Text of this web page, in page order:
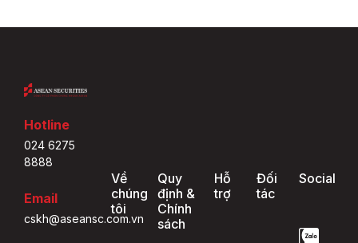
Hotline
024 6275
8888
Email
cskh@aseansc.com.vn
Về
chúng
tôi
Quy
định &
Chính
sách
Hỗ
trợ
Đối
tác
Social